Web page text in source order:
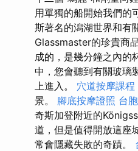
用單獨的船開始我們的
斯著名的潟湖世界和有
Glassmaster的珍貴商
成的，是幾分鐘之內的
中，您會聽到有關玻璃
上進入。 穴道按摩課程
景。 腳底按摩證照 台
奇斯加登附近的
道，但是值得開放這座
常會隱藏失敗的奇蹟。